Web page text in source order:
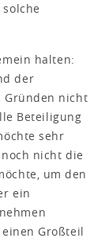
halten:
der
Gründen nicht
Beteiligung
sehr
nicht die
um den
ein
Großteil